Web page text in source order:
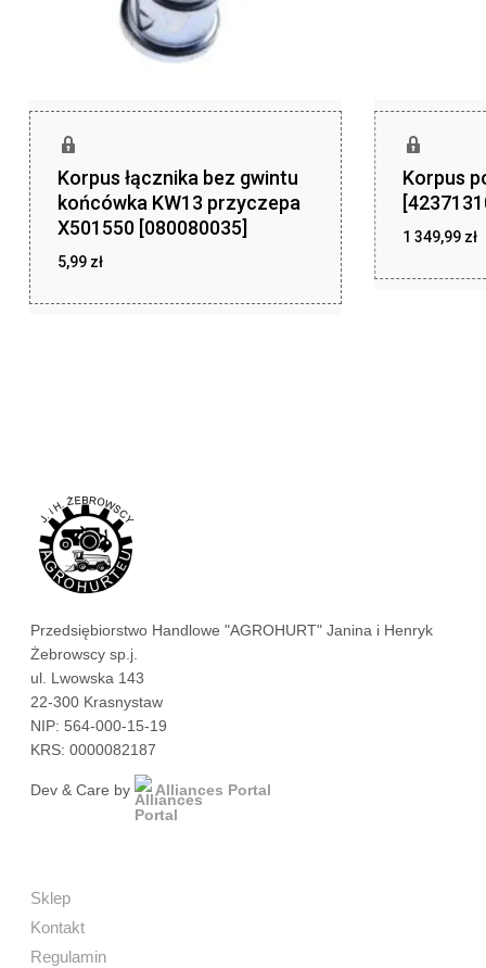
Korpus łącznika bez gwintu
końcówka KW13 przyczepa
X501550 [080080035]
5,99 zł
Korpus
1 349,99 zł
Przedsiębiorstwo Handlowe "AGROHURT" Janina i Henryk
Żebrowscy sp.j.
ul. Lwowska 143
22-300 Krasnystaw
NIP: 564-000-15-19
KRS: 0000082187
Dev & Care by Alliances Portal
Sklep
Kontakt
Regulamin